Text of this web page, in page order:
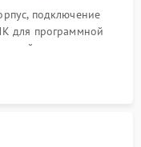
подключение
для программной
порогов
старения АКБ.